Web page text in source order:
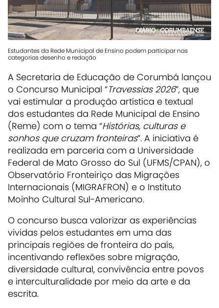
Estudantes da Rede Municipal de Ensino podem participar nas
categorias desenho e redação
A Secretaria de Educação de Corumbá lançou
o Concurso Municipal “Travessias 2026”, que
vai estimular a produção artística e textual
dos estudantes da Rede Municipal de Ensino
(Reme) com o tema “Histórias, culturas e
sonhos que cruzam fronteiras”. A iniciativa é
realizada em parceria com a Universidade
Federal de Mato Grosso do Sul (UFMS/CPAN), o
Observatório Fronteiriço das Migrações
Internacionais (MIGRAFRON) e o Instituto
Moinho Cultural Sul-Americano.
O concurso busca valorizar as experiências
vividas pelos estudantes em uma das
principais regiões de fronteira do país,
incentivando reflexões sobre migração,
diversidade cultural, convivência entre povos
e interculturalidade por meio da arte e da
escrita.